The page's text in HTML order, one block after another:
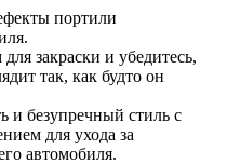
портили
закраски и убедитесь,
так, как будто он
и безупречный стиль с
для ухода за
автомобиля.